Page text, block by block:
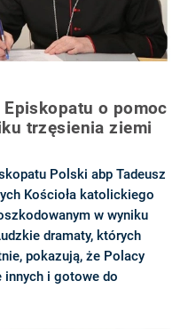
o pomoc
trzęsienia ziemi
Polski abp Tadeusz
Kościoła katolickiego
w wyniku
dramaty, których
pokazują, że Polacy
innych i gotowe do